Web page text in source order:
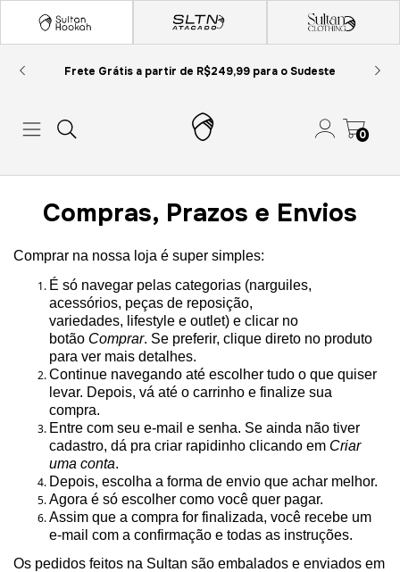
Frete Grátis a partir de R$249,99 para o Sudeste
0
Compras, Prazos e Envios
Comprar na nossa loja é super simples:
É só navegar pelas categorias (narguiles,
acessórios, peças de reposição,
variedades, lifestyle e outlet) e clicar no
botão Comprar. Se preferir, clique direto no produto
para ver mais detalhes.
Continue navegando até escolher tudo o que quiser
levar. Depois, vá até o carrinho e finalize sua
compra.
Entre com seu e-mail e senha. Se ainda não tiver
cadastro, dá pra criar rapidinho clicando em Criar
uma conta.
Depois, escolha a forma de envio que achar melhor.
Agora é só escolher como você quer pagar.
Assim que a compra for finalizada, você recebe um
e-mail com a confirmação e todas as instruções.
Os pedidos feitos na Sultan são embalados e enviados em